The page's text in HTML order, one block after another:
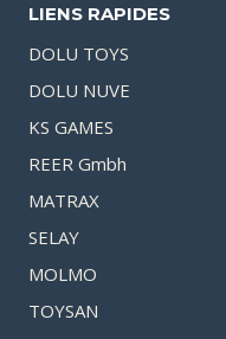
LIENS RAPIDES
DOLU TOYS
DOLU NUVE
KS GAMES
REER Gmbh
MATRAX
SELAY
MOLMO
TOYSAN